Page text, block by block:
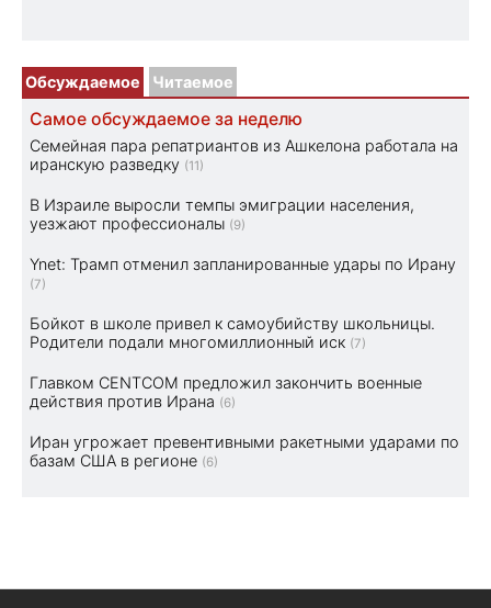
Обсуждаемое Читаемое
Самое обсуждаемое за неделю
Семейная пара репатриантов из Ашкелона работала на
иранскую разведку (11)
В Израиле выросли темпы эмиграции населения,
уезжают профессионалы (9)
Ynet: Трамп отменил запланированные удары по Ирану
(7)
Бойкот в школе привел к самоубийству школьницы.
Родители подали многомиллионный иск (7)
Главком CENTCOM предложил закончить военные
действия против Ирана (6)
Иран угрожает превентивными ракетными ударами по
базам США в регионе (6)